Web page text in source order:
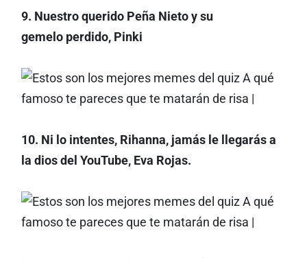
9. Nuestro querido Peña Nieto y su
gemelo perdido, Pinki
10. Ni lo intentes, Rihanna, jamás le llegarás a
la dios del YouTube, Eva Rojas.